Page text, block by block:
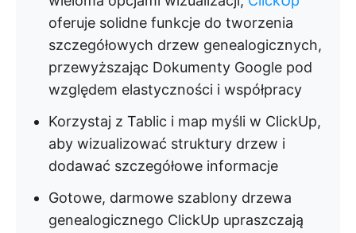
oferuje solidne funkcje do tworzenia
szczegółowych drzew genealogicznych,
przewyższając Dokumenty Google pod
względem elastyczności i współpracy
Korzystaj z Tablic i map myśli w ClickUp,
aby wizualizować struktury drzew i
dodawać szczegółowe informacje
Gotowe, darmowe szablony drzewa
genealogicznego ClickUp upraszczają